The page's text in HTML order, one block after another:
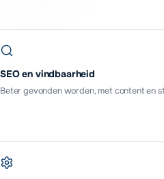
SEO en vindbaarheid
Beter gevonden worden, met content en